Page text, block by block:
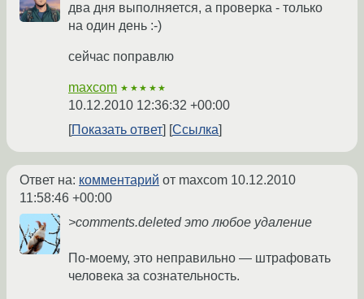
два дня выполняется, а проверка - только
на один день :-)
сейчас поправлю
maxcom ★★★★★
10.12.2010 12:36:32 +00:00
Показать ответ
Ссылка
Ответ на: комментарий от maxcom 10.12.2010
11:58:46 +00:00
>comments.deleted это любое удаление
По-моему, это неправильно — штрафовать
человека за сознательность.